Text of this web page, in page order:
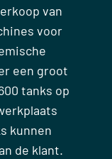
van
voor
een groot
tanks op
kunnen
de klant.